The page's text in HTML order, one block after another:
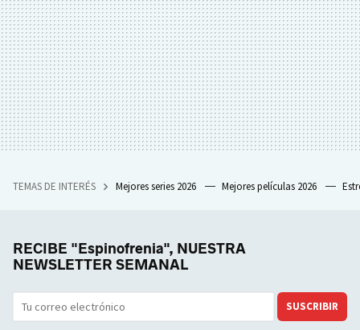
TEMAS DE INTERÉS Mejores series 2026 Mejores películas 2026
RECIBE "Espinofrenia", NUESTRA
NEWSLETTER SEMANAL
SUSCRIBIR